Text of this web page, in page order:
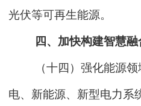
光伏等可再生能源。
四、加快构建智慧
（十四）强化能源
电、新能源、新型电力系